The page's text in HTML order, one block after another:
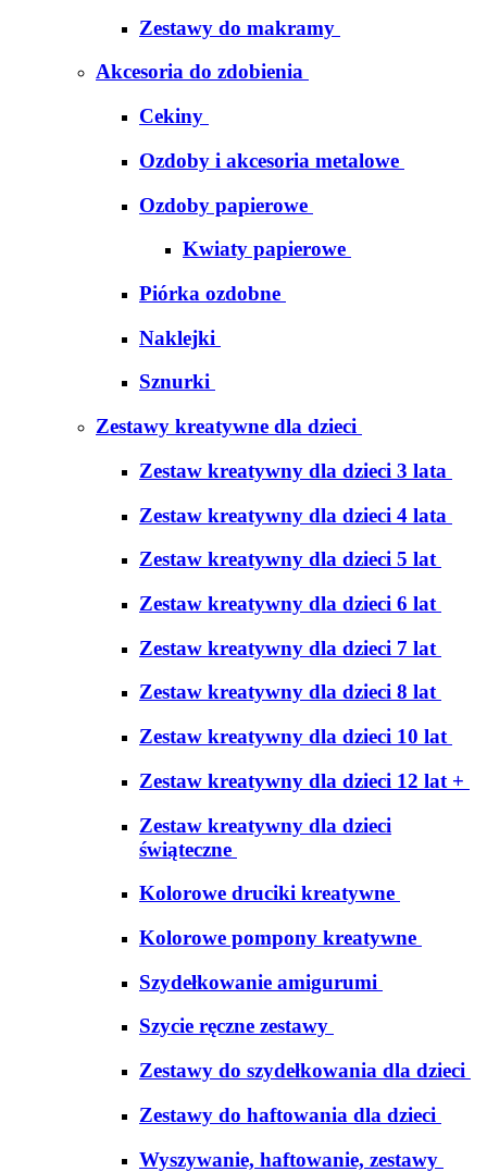
Zestawy do makramy
Akcesoria do zdobienia
Cekiny
Ozdoby i akcesoria metalowe
Ozdoby papierowe
Kwiaty papierowe
Piórka ozdobne
Naklejki
Sznurki
Zestawy kreatywne dla dzieci
Zestaw kreatywny dla dzieci 3 lata
Zestaw kreatywny dla dzieci 4 lata
Zestaw kreatywny dla dzieci 5 lat
Zestaw kreatywny dla dzieci 6 lat
Zestaw kreatywny dla dzieci 7 lat
Zestaw kreatywny dla dzieci 8 lat
Zestaw kreatywny dla dzieci 10 lat
Zestaw kreatywny dla dzieci 12 lat +
Zestaw kreatywny dla dzieci
świąteczne
Kolorowe druciki kreatywne
Kolorowe pompony kreatywne
Szydełkowanie amigurumi
Szycie ręczne zestawy
Zestawy do szydełkowania dla dzieci
Zestawy do haftowania dla dzieci
Wyszywanie, haftowanie, zestawy